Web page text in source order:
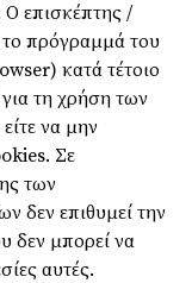
Ο επισκέπτης /
το πρόγραμμά του
κατά τέτοιο
τη χρήση των
να μην
Σε
των
δεν επιθυμεί την
δεν μπορεί να
αυτές.